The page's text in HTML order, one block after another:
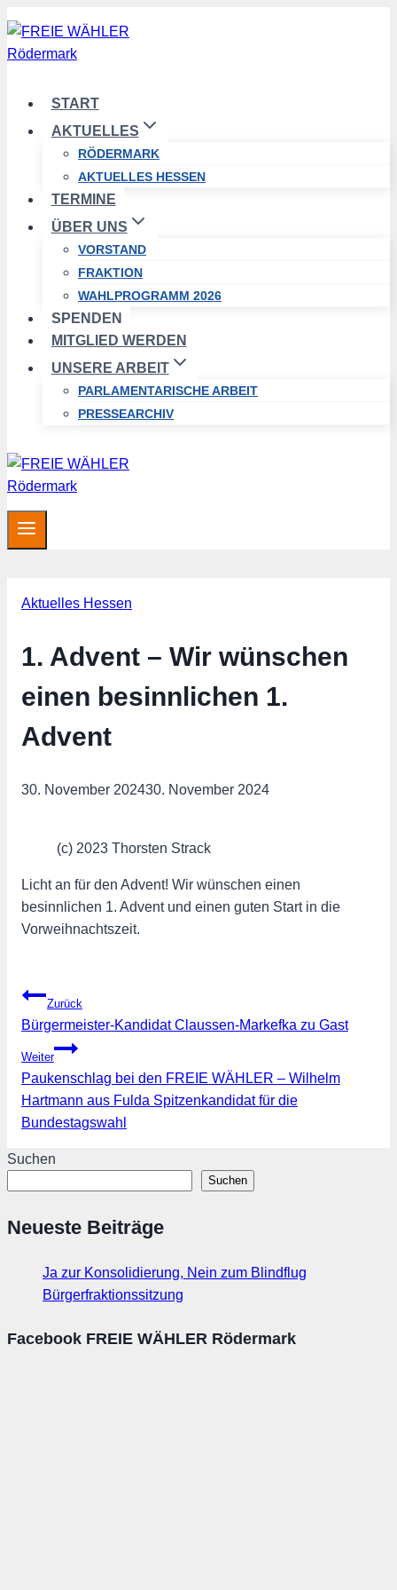
Zum
Inhalt
springen
START
AKTUELLES
RÖDERMARK
AKTUELLES HESSEN
TERMINE
ÜBER UNS
VORSTAND
FRAKTION
WAHLPROGRAMM 2026
SPENDEN
MITGLIED WERDEN
UNSERE ARBEIT
PARLAMENTARISCHE ARBEIT
PRESSEARCHIV
Aktuelles Hessen
1. Advent – Wir wünschen
einen besinnlichen 1.
Advent
30. November 202430. November 2024
(c) 2023 Thorsten Strack
Licht an für den Advent! Wir wünschen einen
besinnlichen 1. Advent und einen guten Start in die
Vorweihnachtszeit.
Beitragsnavigation
Zurück
Bürgermeister-Kandidat Claussen-Markefka zu Gast
Weiter
Paukenschlag bei den FREIE WÄHLER – Wilhelm
Hartmann aus Fulda Spitzenkandidat für die
Bundestagswahl
Suchen
Suchen
Neueste Beiträge
Ja zur Konsolidierung, Nein zum Blindflug
Bürgerfraktionssitzung
Facebook FREIE WÄHLER Rödermark